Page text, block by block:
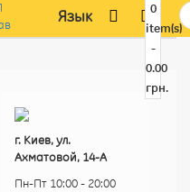
Язык
0
item(s)
-
0.00
грн.
г. Киев, ул.
Ахматовой, 14-А
Пн-Пт 10:00 - 20:00